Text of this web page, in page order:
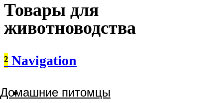
Товары для
животноводства
² Navigation
Домашние питомцы